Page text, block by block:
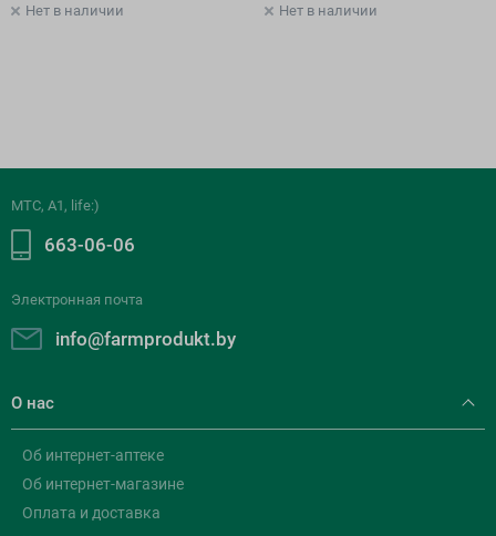
Нет в наличии
Нет в наличии
МТС, A1, life:)
663-06-06
Электронная почта
info@farmprodukt.by
О нас
Об интернет-аптеке
Об интернет-магазине
Оплата и доставка